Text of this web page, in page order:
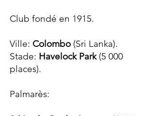
Club fondé en 1915.
Ville: Colombo (Sri Lanka).
Stade: Havelock Park(5 000
places).
Palmarès:​